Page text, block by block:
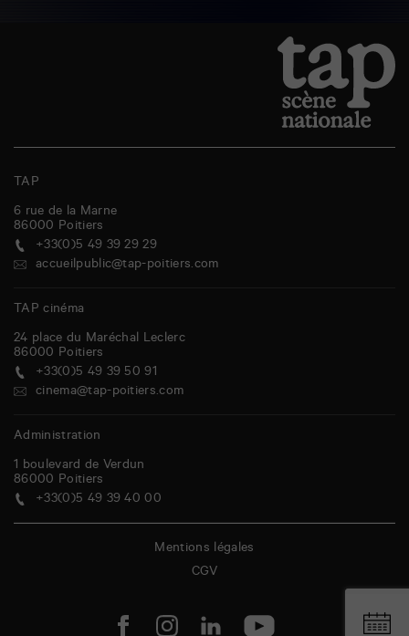
TAP
6 rue de la Marne
86000 Poitiers
+33(0)5 49 39 29 29
accueilpublic@tap-poitiers.com
TAP cinéma
24 place du Maréchal Leclerc
86000 Poitiers
+33(0)5 49 39 50 91
cinema@tap-poitiers.com
Administration
1 boulevard de Verdun
86000 Poitiers
+33(0)5 49 39 40 00
Mentions légales
CGV